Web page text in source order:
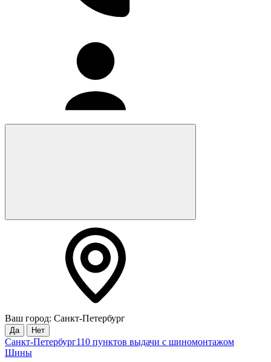
Ваш город: Санкт-Петербург
Да Нет
Санкт-Петербург110 пунктов выдачи с шиномонтажом
Шины